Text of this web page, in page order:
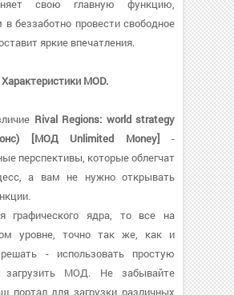
свою главную функцию,
в беззаботно провести свободное
яркие впечатления.
Характеристики MOD.
Rival Regions: world strategy
[МОД Unlimited Money] -
перспективы, которые облегчат
а вам не нужно открывать
графического ядра, то все на
уровне, точно так же, как и
- использовать простую
МОД. Не забывайте
портал для загрузки различных